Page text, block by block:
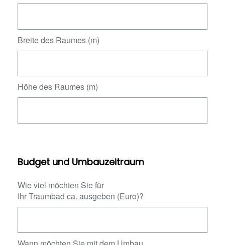
Breite des Raumes (m)
Höhe des Raumes (m)
Budget und Umbauzeitraum
Wie viel möchten Sie für
Ihr Traumbad ca. ausgeben (Euro)?